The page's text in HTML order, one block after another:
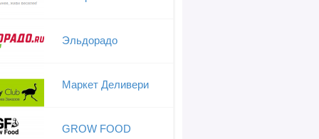
Эльдорадо
Маркет Деливери
GROW FOOD